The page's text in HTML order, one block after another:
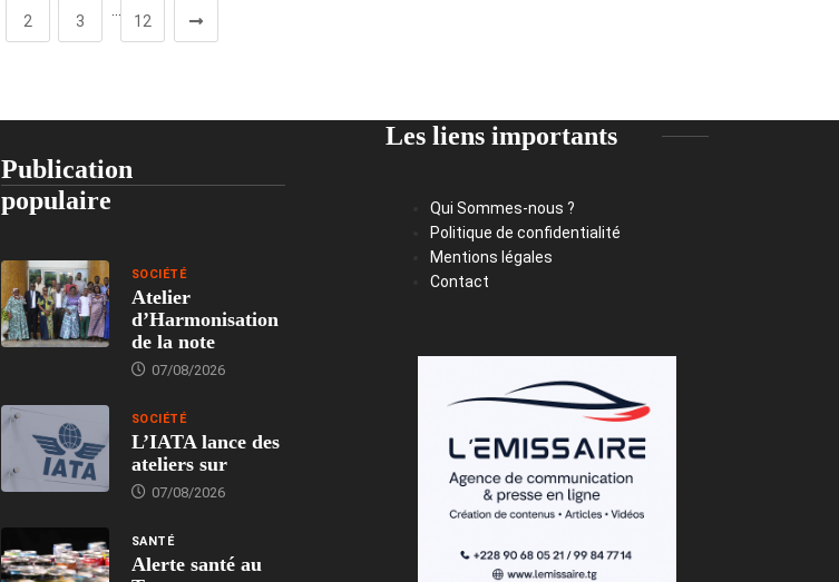
2 3
…
12
Publication
populaire
SOCIÉTÉ
Atelier
d’Harmonisation
de la note
07/08/2026
SOCIÉTÉ
L’IATA lance des
ateliers sur
07/08/2026
SANTÉ
Alerte santé au
Les liens importants
Qui Sommes-nous ?
Politique de confidentialité
Mentions légales
Contact